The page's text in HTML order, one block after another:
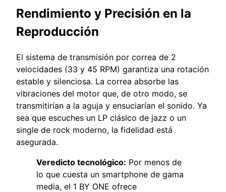
Rendimiento y Precisión en la
Reproducción
El sistema de transmisión por correa de 2
velocidades (33 y 45 RPM) garantiza una rotación
estable y silenciosa. La correa absorbe las
vibraciones del motor que, de otro modo, se
transmitirían a la aguja y ensuciarían el sonido. Ya
sea que escuches un LP clásico de jazz o un
single de rock moderno, la fidelidad está
asegurada.
Veredicto tecnológico: Por menos de
lo que cuesta un smartphone de gama
media, el 1 BY ONE ofrece